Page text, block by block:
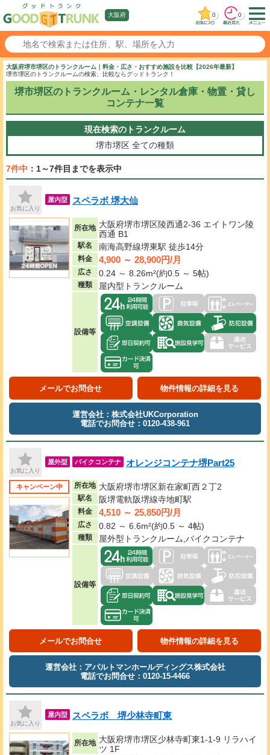
大阪府 0 0
大阪府堺市堺区のトランクルーム｜料金・広さ・おすすめ施設を比較【2026年最新】
堺市堺区のトランクルームの検索、比較ならグッドトランク！
堺市堺区のトランクルーム・レンタル倉庫・物置・貸し
コンテナ一覧
現在検索のトランクルーム
堺市堺区 全ての種類
7件中 ：1～7件目までを表示中
お気に入り
屋内型 スペラボ 堺大仙
所在地 大阪府堺市堺区陵西通2-36 エイトワン陵
西通 B1
駅名 南海高野線堺東駅 徒歩14分
料金 4,900 ～ 28,900円/月
広さ 0.24 ～ 8.26m²(約0.5 ～ 5帖)
種類 屋内型トランクルーム
設備等
メールでお問合せ 物件情報の詳細を見る
運営会社：株式会社UKCorporation
電話でお問合せ：0120-438-961
お気に入り
屋外型 バイクコンテナ オレンジコンテナ堺Part25
キャンペーン中 所在地 大阪府堺市堺区新在家町西２丁2
駅名 阪堺電軌阪堺線寺地町駅
料金 4,510 ～ 25,850円/月
広さ 0.82 ～ 6.6m²(約0.5 ～ 4帖)
種類 屋外型トランクルーム,バイクコンテナ
設備等
メールでお問合せ 物件情報の詳細を見る
運営会社：アパルトマンホールディングス株式会社
電話でお問合せ：0120-15-4466
お気に入り
屋内型 スペラボ 堺少林寺町東
所在地 大阪府堺市堺区少林寺町東1-1-9 リラハイ
ツ 1F